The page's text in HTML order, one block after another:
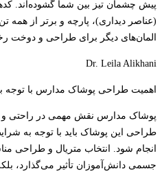
پیش چشمان تیز بین شما گشوده‌اند.
(عناصر دیداری)، پارچه و برتر از همه
المان‌های دیگر برای طراحی و دوخت
Dr. Leila Alikhani
اهمیت طراحی پوشاک مدارس با توجه
پوشاک مدارس نقش مهمی در راحتی و
طراحی این پوشاک باید با توجه به
انجام شود. انتخاب متریال و طراحی
جسمی دانش‌آموزان تأثیر می‌گذارد،